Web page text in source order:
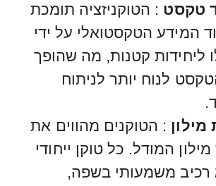
טקסט : הטוקניזציה תומכת
המידע הטקסטואלי על ידי
ליחידות קטנות, מה שהופך
לנוח יותר לניתוח
מילון : הטוקנים מהווים את
המודל. כל טוקן ייחודי
רכיב משמעותי בשפה,